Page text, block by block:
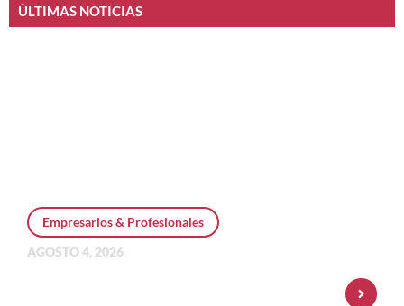
ÚLTIMAS NOTICIAS
Empresarios & Profesionales
AGOSTO 4, 2026